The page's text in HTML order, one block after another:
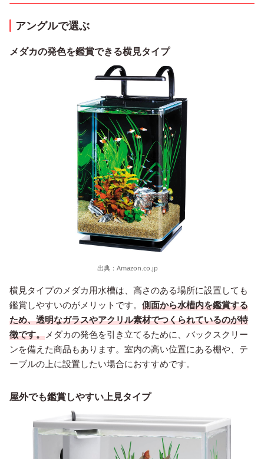
アングルで選ぶ
メダカの発色を鑑賞できる横見タイプ
出典： Amazon.co.jp
横見タイプのメダカ用水槽は、高さのある場所に設置しても
鑑賞しやすいのがメリットです。 側面から水槽内を鑑賞する
ため、透明なガラスやアクリル素材でつくられているのが特
徴です。メダカの発色を引き立てるために、バックスクリー
ンを備えた商品もあります。室内の高い位置にある棚や、テ
ーブルの上に設置したい場合におすすめです。
屋外でも鑑賞しやすい上見タイプ